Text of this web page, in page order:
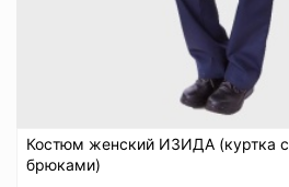
Костюм женский ИЗИДА (куртка с
брюками)